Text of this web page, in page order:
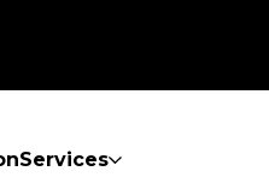
Services